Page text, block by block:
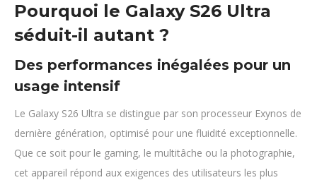
Pourquoi le Galaxy S26 Ultra
séduit-il autant ?
Des performances inégalées pour un
usage intensif
Le Galaxy S26 Ultra se distingue par son processeur Exynos de
dernière génération, optimisé pour une fluidité exceptionnelle.
Que ce soit pour le gaming, le multitâche ou la photographie,
cet appareil répond aux exigences des utilisateurs les plus